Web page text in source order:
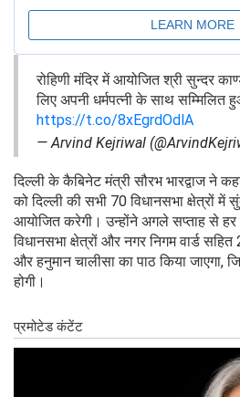
रोहिणी मंदिर में आयोजित श्री सुन्दर
लिए अपनी धर्मपत्नी के साथ सम्मिलित
https://t.co/8xEgrdOdlA
— Arvind Kejriwal
दिल्ली के कैबिनेट मंत्री सौरभ भारद्वाज ने
को दिल्ली की सभी 70 विधानसभा क्षेत्रों में
आयोजित करेगी। उन्होंने अगले सप्ताह से
विधानसभा क्षेत्रों और नगर निगम वार्ड
और हनुमान चालीसा का पाठ किया
होगी।